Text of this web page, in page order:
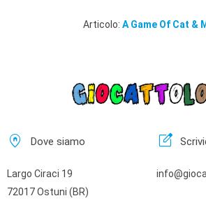
Articolo: A Game Of Cat &
home_pin Dove siamo
Largo Ciraci 19
72017 Ostuni (BR)
edit_square